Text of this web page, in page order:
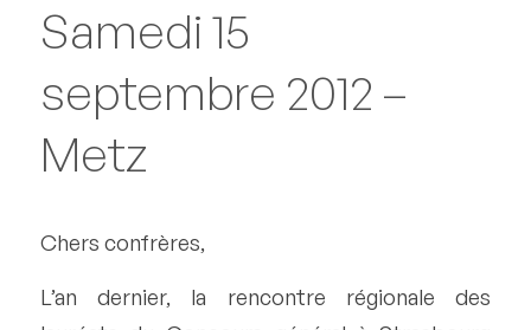
Samedi 15
septembre 2012 –
Metz
Chers confrères,
L’an dernier, la rencontre régionale des